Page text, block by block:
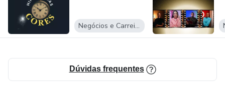
Negócios e Carreira
Dúvidas frequentes